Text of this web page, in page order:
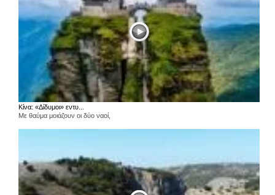
Κίνα: «Δίδυμοι» εντυ...
Με θαύμα μοιάζουν οι δύο ναοί,